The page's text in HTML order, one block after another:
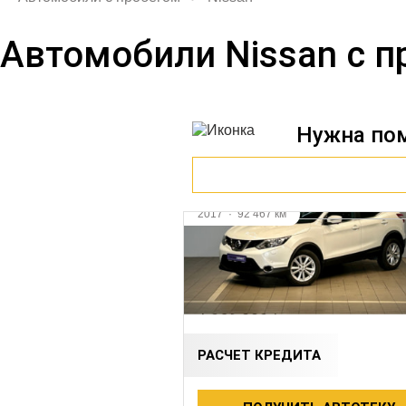
Автомобили Nissan с
Нужна
2017·92 467 км
NISSAN QASHQAI
1.6 л (130 л.с.), Вариатор,
передний
1 659 000 ₽
РАСЧЕТ КРЕДИТА